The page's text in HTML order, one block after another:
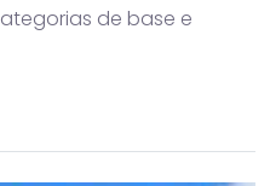
de base e